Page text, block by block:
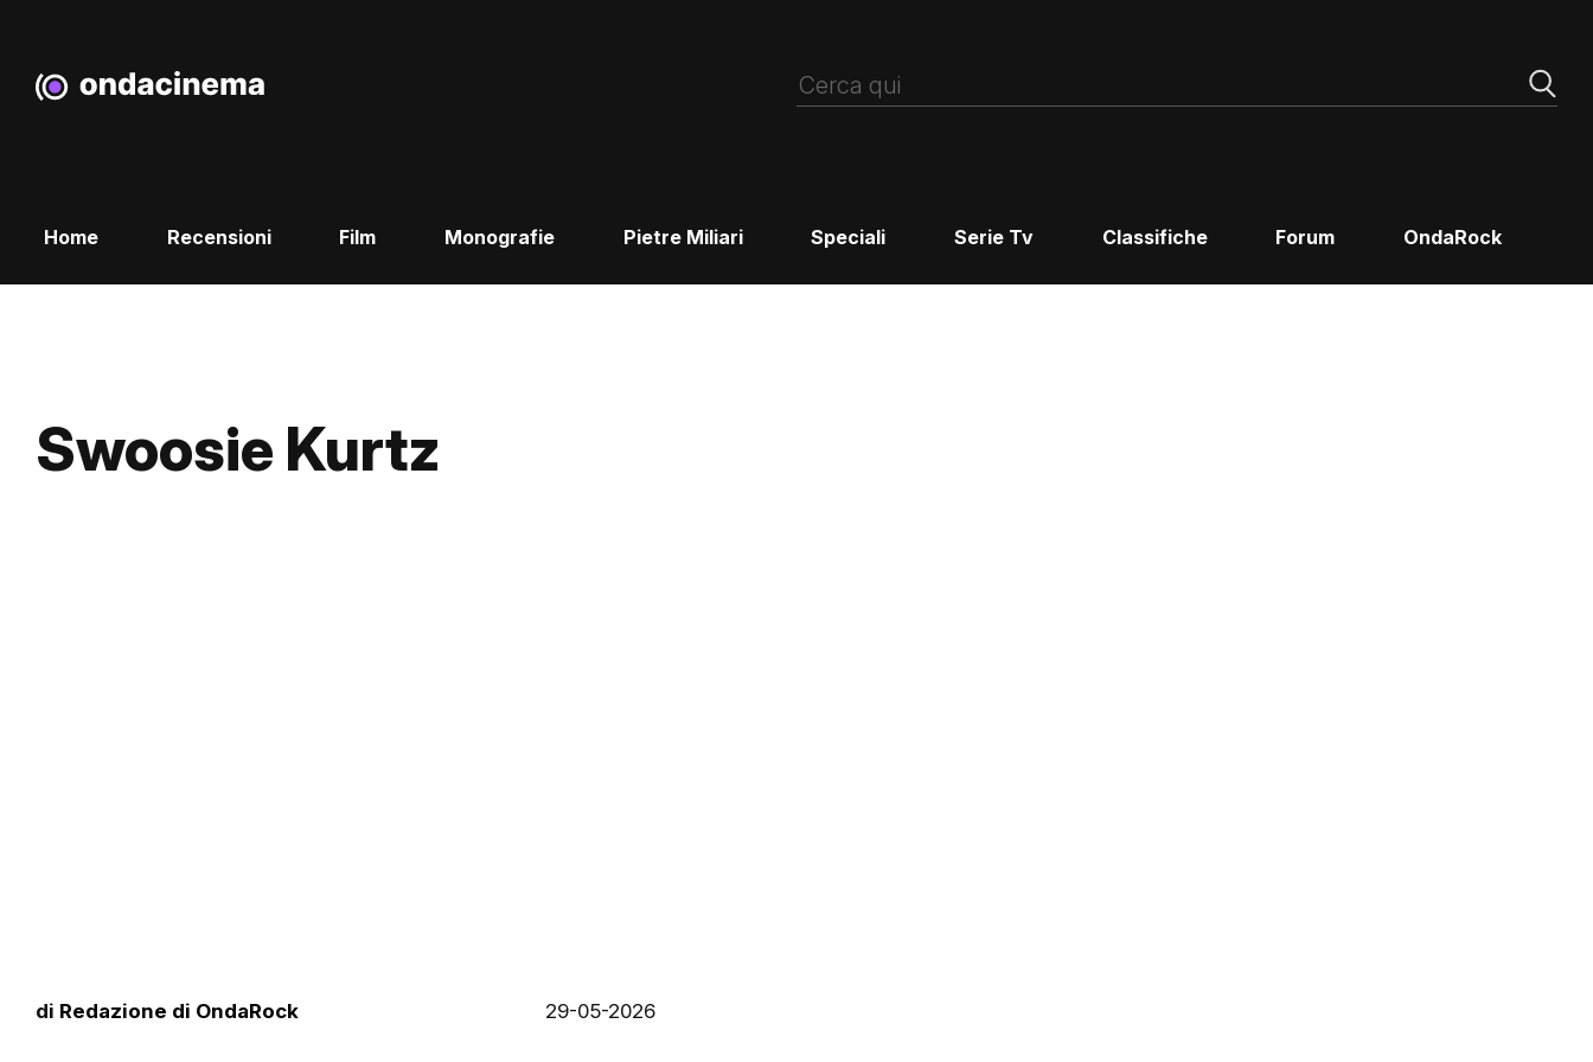
Home Recensioni Film Monografie Pietre Miliari Speciali Serie Tv Classifiche Forum OndaRock
Swoosie Kurtz
di Redazione di OndaRock 29-05-2026